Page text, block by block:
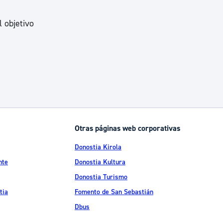
objetivo
Otras páginas web corporativas
Donostia Kirola
Donostia Kultura
Donostia Turismo
Fomento de San Sebastián
Dbus